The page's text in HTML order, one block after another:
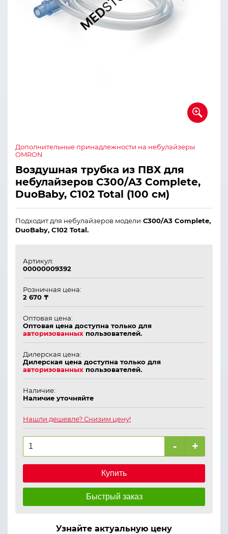
Дополнительные принадлежности на небулайзеры
OMRON
Воздушная трубка из ПВХ для
небулайзеров С300/A3 Complete,
DuoBaby, C102 Total (100 см)
Подходит для небулайзеров модели С300/A3 Complete,
DuoBaby, C102 Total.
Артикул:
00000009392
Розничная цена:
2 670 ₸
Оптовая цена:
Оптовая цена доступна только для
авторизованных пользователей.
Дилерская цена:
Дилерская цена доступна только для
авторизованных пользователей.
Наличие:
Наличие уточняйте
Нашли дешевле? Снизим цену!
- +
Купить
Быстрый заказ
Узнайте актуальную цену